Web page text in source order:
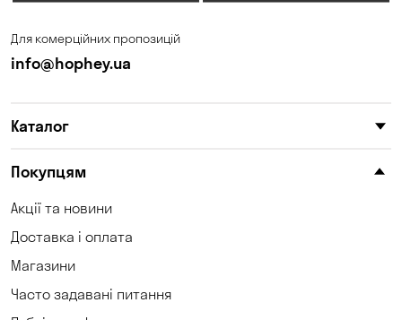
Для комерційних пропозицій
info@hophey.ua
Каталог
Покупцям
Акції та новини
Доставка і оплата
Магазини
Часто задавані питання